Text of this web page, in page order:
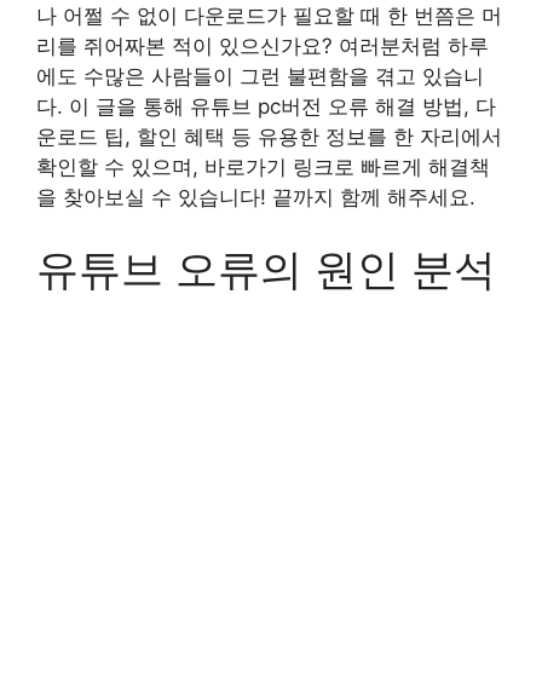
나 어쩔 수 없이 다운로드가 필요할 때 한 번쯤은 머
리를 쥐어짜본 적이 있으신가요? 여러분처럼 하루
에도 수많은 사람들이 그런 불편함을 겪고 있습니
다. 이 글을 통해 유튜브 pc버전 오류 해결 방법, 다
운로드 팁, 할인 혜택 등 유용한 정보를 한 자리에서
확인할 수 있으며, 바로가기 링크로 빠르게 해결책
을 찾아보실 수 있습니다! 끝까지 함께 해주세요.
유튜브 오류의 원인 분석